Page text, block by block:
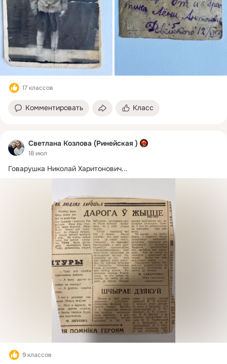
17 классов
Комментировать Класс
Светлана Козлова (Ринейская )
18 июл
Говарушка Николай Харитонович...
9 классов